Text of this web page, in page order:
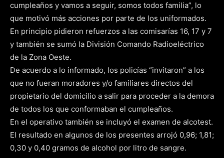
cumpleaños y vamos a seguir, somos todos familia”, lo
que motivó más acciones por parte de los uniformados.
En principio pidieron refuerzos a las comisarías 16, 17 y 7
y también se sumó la División Comando Radioeléctrico
de la Zona Oeste.
De acuerdo a lo informado, los policías “invitaron” a los
que no fueran moradores y/o familiares directos del
propietario del domicilio a salir para proceder a la demora
de todos los que conformaban el cumpleaños.
En el operativo también se incluyó el examen de alcotest.
El resultado en algunos de los presentes arrojó 0,96; 1,81;
0,30 y 0,40 gramos de alcohol por litro de sangre.